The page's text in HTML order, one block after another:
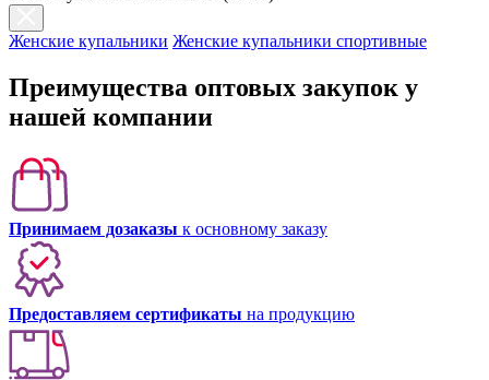
Женские купальники Женские купальники спортивные
Преимущества оптовых закупок у
нашей компании
Принимаем дозаказы к основному заказу
Предоставляем сертификаты на продукцию